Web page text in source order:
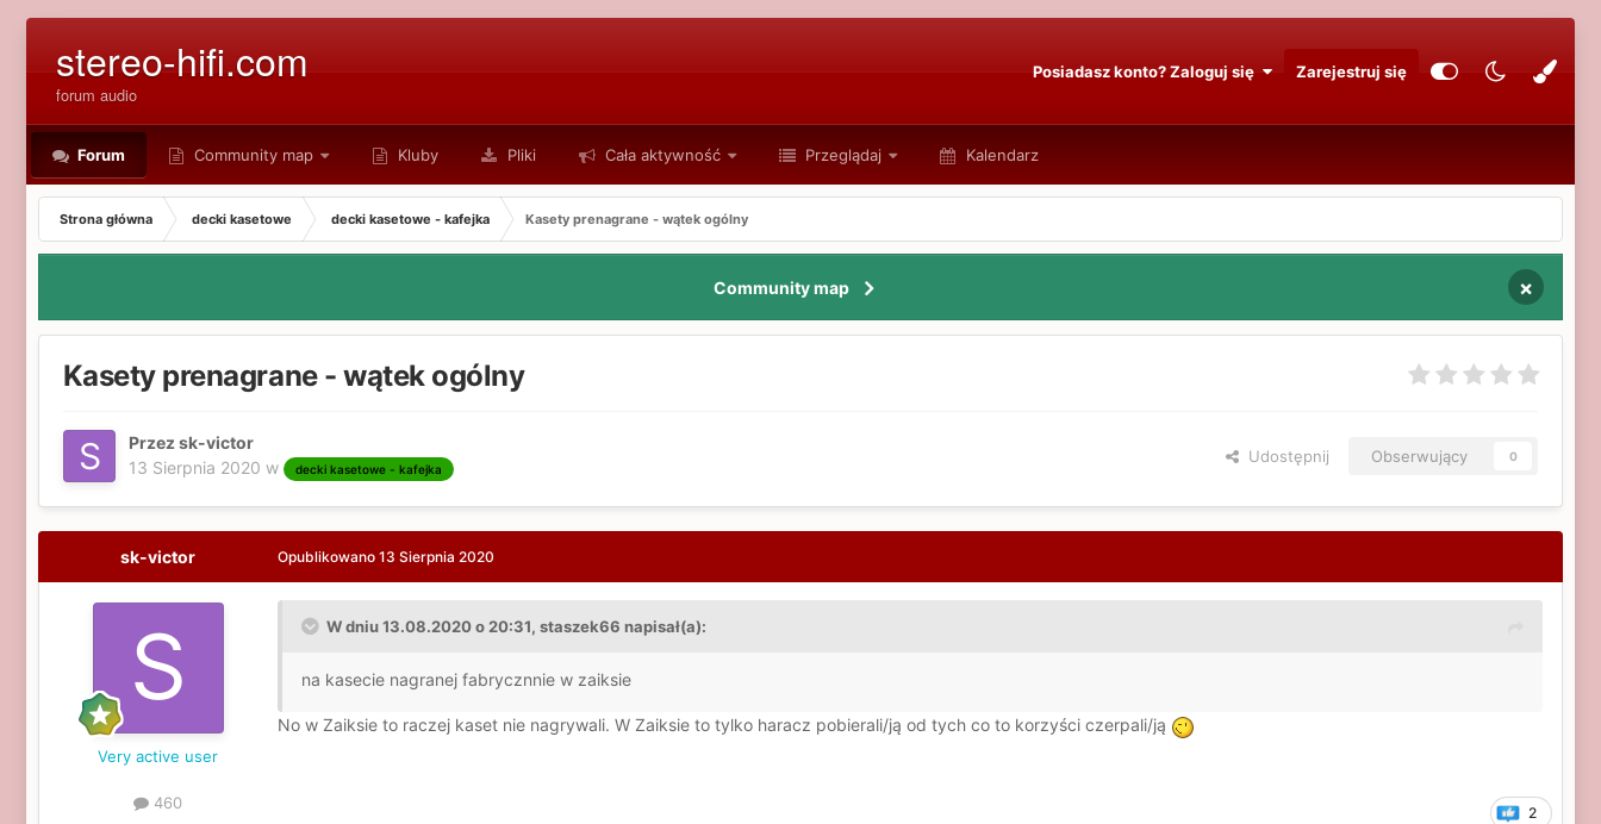
stereo-hifi.com
forum audio
Posiadasz konto? Zaloguj się Zarejestruj się
Forum Community map Kluby Pliki Cała aktywność Przeglądaj Kalendarz
Strona główna decki kasetowe decki kasetowe - kafejka Kasety prenagrane - wątek ogólny
Community map ×
Kasety prenagrane - wątek ogólny
Przez sk-victor
13 Sierpnia 2020 w decki kasetowe - kafejka
Udostępnij Obserwujący 0
sk-victor
Very active user
460
Opublikowano 13 Sierpnia 2020
W dniu 13.08.2020 o 20:31, staszek66 napisał(a):
na kasecie nagranej fabrycznnie w zaiksie
No w Zaiksie to raczej kaset nie nagrywali. W Zaiksie to tylko haracz pobierali/ją od tych co to korzyści czerpali/ją
2